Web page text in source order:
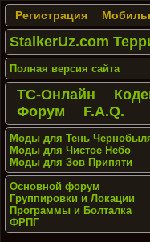
Регистрация
StalkerUz.com
Полная версия сайта
ТС-Онлайн
Форум
F.A.Q.
Моды для Тень
Моды для Чистое Небо
Моды для Зов Припяти
Основной форум
Группировки и Локации
Программы и Болталка
ФРПГ